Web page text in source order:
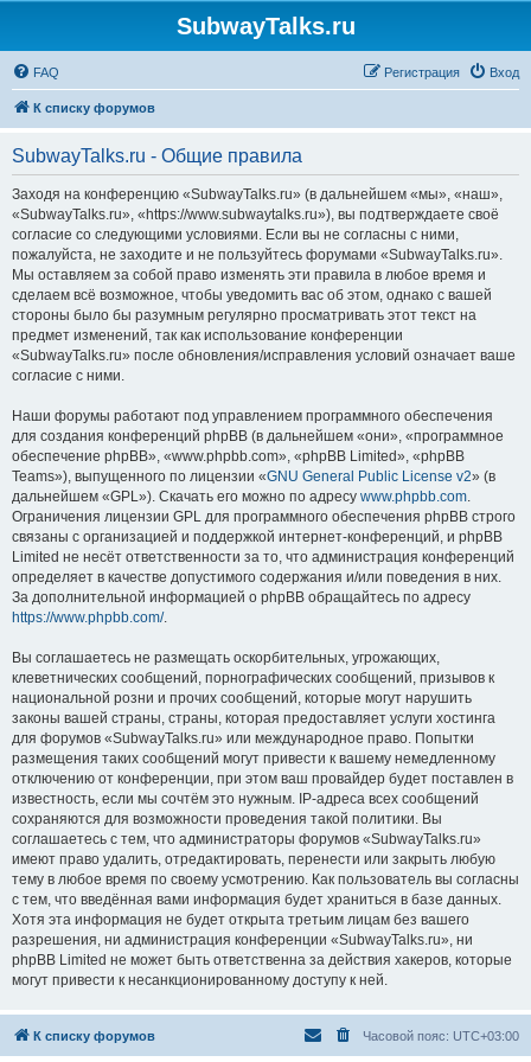
SubwayTalks.ru
FAQ Вход
Регистрация
К списку форумов
SubwayTalks.ru - Общие правила
Заходя на конференцию «SubwayTalks.ru» (в дальнейшем «мы», «наш»,
«SubwayTalks.ru», «https://www.subwaytalks.ru»), вы подтверждаете своё
согласие со следующими условиями. Если вы не согласны с ними,
пожалуйста, не заходите и не пользуйтесь форумами «SubwayTalks.ru».
Мы оставляем за собой право изменять эти правила в любое время и
сделаем всё возможное, чтобы уведомить вас об этом, однако с вашей
стороны было бы разумным регулярно просматривать этот текст на
предмет изменений, так как использование конференции
«SubwayTalks.ru» после обновления/исправления условий означает ваше
согласие с ними.
Наши форумы работают под управлением программного обеспечения
для создания конференций phpBB (в дальнейшем «они», «программное
обеспечение phpBB», «www.phpbb.com», «phpBB Limited», «phpBB
Teams»), выпущенного по лицензии «GNU General Public License v2» (в
дальнейшем «GPL»). Скачать его можно по адресу www.phpbb.com.
Ограничения лицензии GPL для программного обеспечения phpBB строго
связаны с организацией и поддержкой интернет-конференций, и phpBB
Limited не несёт ответственности за то, что администрация конференций
определяет в качестве допустимого содержания и/или поведения в них.
За дополнительной информацией о phpBB обращайтесь по адресу
https://www.phpbb.com/.
Вы соглашаетесь не размещать оскорбительных, угрожающих,
клеветнических сообщений, порнографических сообщений, призывов к
национальной розни и прочих сообщений, которые могут нарушить
законы вашей страны, страны, которая предоставляет услуги хостинга
для форумов «SubwayTalks.ru» или международное право. Попытки
размещения таких сообщений могут привести к вашему немедленному
отключению от конференции, при этом ваш провайдер будет поставлен в
известность, если мы сочтём это нужным. IP-адреса всех сообщений
сохраняются для возможности проведения такой политики. Вы
соглашаетесь с тем, что администраторы форумов «SubwayTalks.ru»
имеют право удалить, отредактировать, перенести или закрыть любую
тему в любое время по своему усмотрению. Как пользователь вы согласны
с тем, что введённая вами информация будет храниться в базе данных.
Хотя эта информация не будет открыта третьим лицам без вашего
разрешения, ни администрация конференции «SubwayTalks.ru», ни
phpBB Limited не может быть ответственна за действия хакеров, которые
могут привести к несанкционированному доступу к ней.
К списку форумов Часовой пояс: UTC+03:00